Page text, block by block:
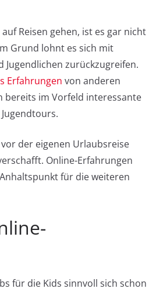
Reisen gehen, ist es gar nicht
Grund lohnt es sich mit
zurückzugreifen.
Erfahrungen von anderen
bereits im Vorfeld interessante
der eigenen Urlaubsreise
Online-Erfahrungen
für die weiteren
für die Kids sinnvoll sich schon